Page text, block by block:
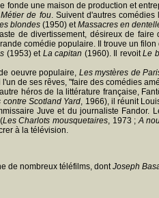
fonde une maison de production et
Métier de fou. Suivent d'autres comédies
blondes (1950) etMassacres en
de divertissement, désireux de
comédie populaire. Il trouve un
(1953) et La capitan (1960). Il revoitLe
oeuvre populaire, Les mystères de
de ses rêves, "faire des comédies
héros de la littérature française,
contre Scotland Yard, 1966), il réunit
Juve et du journaliste
Les Charlots mousquetaires, 1973 ;A
à la télévision.
de nombreux téléfilms, dontJoseph